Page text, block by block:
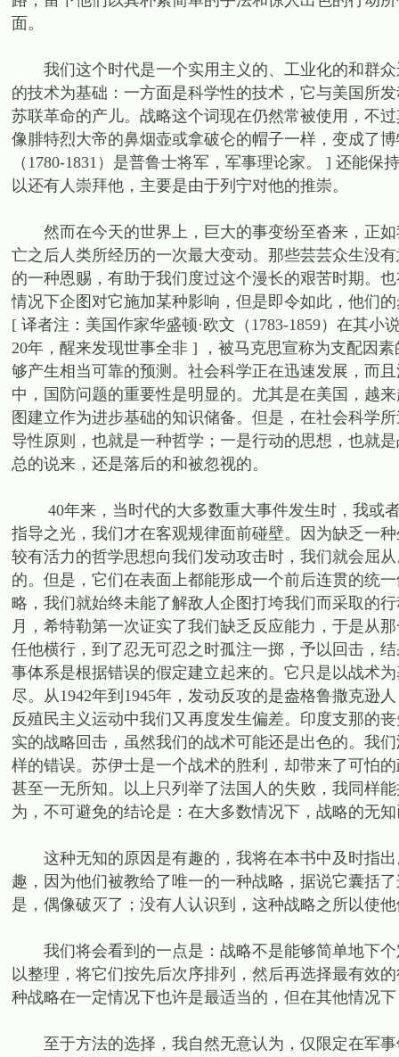
面。
我们这个时代是一个实用主义的、工业化的和群众
的技术为基础：一方面是科学性的技术，它与美国所
苏联革命的产儿。战略这个词现在仍然常被使用，不
像腓特烈大帝的鼻烟壶或拿破仑的帽子一样，变成了
（1780-1831）是普鲁士将军，军事理论家。 ] 还能
以还有人崇拜他，主要是由于列宁对他的推崇。
然而在今天的世界上，巨大的事变纷至沓来，正如
亡之后人类所经历的一次最大变动。那些芸芸众生没
的一种恩赐，有助于我们度过这个漫长的艰苦时期。
情况下企图对它施加某种影响，但是即令如此，他们
[ 译者注：美国作家华盛顿·欧文（1783-1859）在其小
20年，醒来发现世事全非 ] ，被马克思宣称为支配因
够产生相当可靠的预测。社会科学正在迅速发展，而
中，国防问题的重要性是明显的。尤其是在美国，越
图建立作为进步基础的知识储备。但是，在社会科学
导性原则，也就是一种哲学；一是行动的思想，也就
总的说来，还是落后的和被忽视的。
40年来，当时代的大多数重大事件发生时，我或者
指导之光，我们才在客观规律面前碰壁。因为缺乏一
较有活力的哲学思想向我们发动攻击时，我们就会屈
的。但是，它们在表面上都能形成一个前后连贯的统
略，我们就始终未能了解敌人企图打垮我们而采取的
月，希特勒第一次证实了我们缺乏反应能力，于是从
任他横行，到了忍无可忍之时孤注一掷，予以回击，
事体系是根据错误的假定建立起来的。它只是以战术
尽。从1942年到1945年，发动反攻的是盎格鲁撒克逊
反殖民主义运动中我们又再度发生偏差。印度支那的
实的战略回击，虽然我们的战术可能还是出色的。我
样的错误。苏伊士是一个战术的胜利，却带来了可怕
甚至一无所知。以上只列举了法国人的失败，我同样
为，不可避免的结论是：在大多数情况下，战略的无
这种无知的原因是有趣的，我将在本书中及时指出
趣，因为他们被教给了唯一的一种战略，据说它囊括
是，偶像破灭了；没有人认识到，这种战略之所以使
我们将会看到的一点是：战略不是能够简单地下个
以整理，将它们按先后次序排列，然后再选择最有效
种战略在一定情况下也许是最适当的，但在其他情况
至于方法的选择，我自然无意认为，仅限定在军事